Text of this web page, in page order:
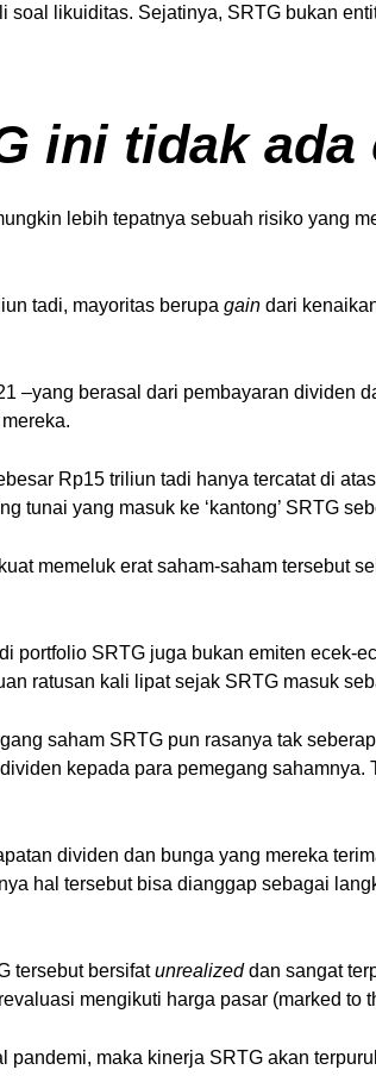
soal likuiditas. Sejatinya, SRTG bukan
ini tidak
lebih tepatnya sebuah risiko yang
tadi, mayoritas berupa gain dari
–yang berasal dari pembayaran dividen
Rp15 triliun tadi hanya tercatat di
tunai yang masuk ke ‘kantong’ SRTG
memeluk erat saham-saham tersebut
portfolio SRTG juga bukan emiten ecek-
ratusan kali lipat sejak SRTG masuk
saham SRTG pun rasanya tak
kepada para pemegang
dividen dan bunga yang mereka
hal tersebut bisa dianggap sebagai
tersebut bersifatunrealizeddan sangat
mengikuti harga pasar (marked to
pandemi, maka kinerja SRTG akan